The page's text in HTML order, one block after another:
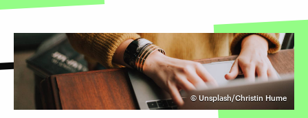
© Unsplash/Christin Hume